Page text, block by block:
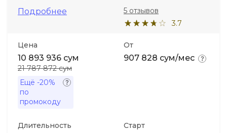
Подробнее
3.7
5 отзывов
Цена
10 893 936 сум
21 787 872 сум
Ещё -20%
по
промокоду
От
907 828 сум/мес
Длительность Старт